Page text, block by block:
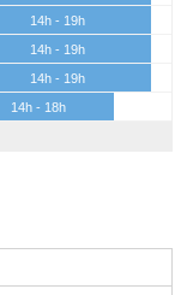
14h - 19h
14h - 19h
14h - 19h
14h - 18h